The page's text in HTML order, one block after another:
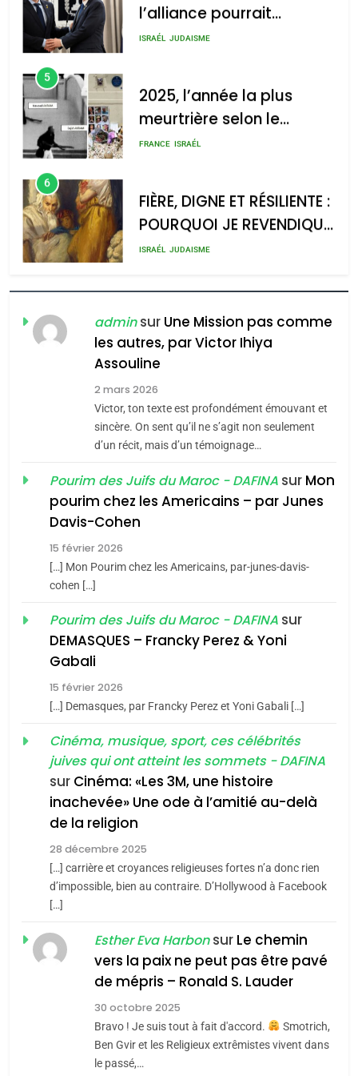
GPO
2025, l’année la plus
meurtrière selon le rapport
d’ADL contre
l’antisémitisme
s’étendre à 13 pays
d’Amérique latine
5
2025, l’année la plus
meurtrière selon le
rapport d’ADL contre
l’antisémitisme
6
FIÈRE, DIGNE ET RÉSILIENTE :
POURQUOI JE REVENDIQUE
MA JUDAÏTE par Thérèse
Zrihen-Dvir
CE QUI NOUS MANQUE –
Jacques Hadida
JUDAISME
Maroc : Les amandes de
Tafraout, le miel de Tadla
Azilal consacrés produits
du terroir
DAFINA MAROC
Oeil ravageur – Vanessa
De Loya Stauber
«Tu dis génocide, je dis
guerre»: La nouvelle
Tout sur la Nostalgie
SOUVENIRS
l’alliance pourrait
s’étendre à 13 pays
d’Amérique latine
ISRAÉL JUDAISME
2025, l’année la plus
meurtrière selon le
rapport d’ADL contre
l’antisémitisme
FRANCE ISRAÉL
FIÈRE, DIGNE ET RÉSILIENTE :
POURQUOI JE REVENDIQUE
adminsur Une Mission pas comme
les autres, par Victor Ihiya
Assouline
2 mars 2026
Victor, ton texte est profondément émouvant et
sincère. On sent qu’il ne s’agit non seulement
d’un récit, mais d’un témoignage…
Pourim des Juifs du Maroc - DAFINA sur Mon
pourim chez les Americains – par Junes
Davis-Cohen
15 février 2026
[…] Mon Pourim chez les Americains, par-junes-davis-
cohen […]
Pourim des Juifs du Maroc - DAFINA sur
DEMASQUES – Francky Perez & Yoni
Gabali
15 février 2026
[…] Demasques, par Francky Perez et Yoni Gabali […]
Cinéma, musique, sport, ces célébrités
juives qui ont atteint les sommets - DAFINA
sur Cinéma: «Les 3M, une histoire
inachevée» Une ode à l’amitié au-delà
de la religion
28 décembre 2025
[…] carrière et croyances religieuses fortes n’a donc rien
d’impossible, bien au contraire. D’Hollywood à Facebook
[…]
Esther Eva Harbonsur Le chemin
vers la paix ne peut pas être pavé
de mépris – Ronald S. Lauder
30 octobre 2025
Bravo ! Je suis tout à fait d'accord.
Smotrich,
Ben Gvir et les Religieux extrêmistes vivent dans
le passé,…
2025, l’année la plus
d’ADL contre
l’antisémitisme
FRANCE ISRAÉL
POURQUOI JE REVENDIQUE
Zrihen-Dvir
CE QUI NOUS MANQUE –
Jacques Hadida
JUDAISME
Maroc : Les amandes de
Azilal consacrés produits
du terroir
DAFINA MAROC
Oeil ravageur – Vanessa De
Loya Stauber
CINEMA ISRAÉL